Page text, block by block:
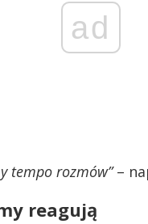
ad
tempo rozmów”–
reagują